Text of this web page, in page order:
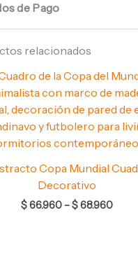
de Pago
relacionados
Copa Mundial
Decorativo
$66.960 –$68.960
$
$